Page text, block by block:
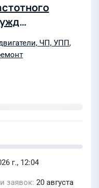
ЧП, УПП ,
г., 12:04
заявок 20 августа